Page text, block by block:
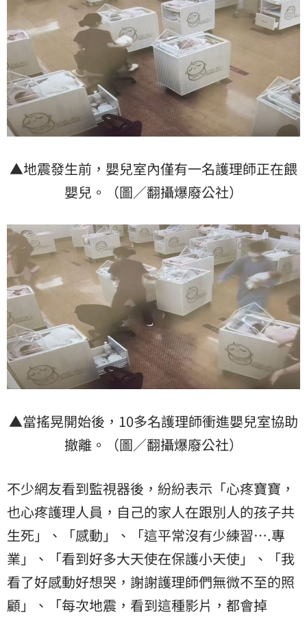
▲地震發生前，嬰兒室內僅有一名護理師正在餵
嬰兒。（圖／翻攝爆廢公社）
▲當搖晃開始後，10多名護理師衝進嬰兒室協助
撤離。（圖／翻攝爆廢公社）
不少網友看到監視器後，紛紛表示「心疼寶寶，
也心疼護理人員，自己的家人在跟別人的孩子共
生死」、「感動」、「這平常沒有少練習….專
業」、「看到好多大天使在保護小天使」、「我
看了好感動好想哭，謝謝護理師們無微不至的照
顧」、「每次地震，看到這種影片，都會掉